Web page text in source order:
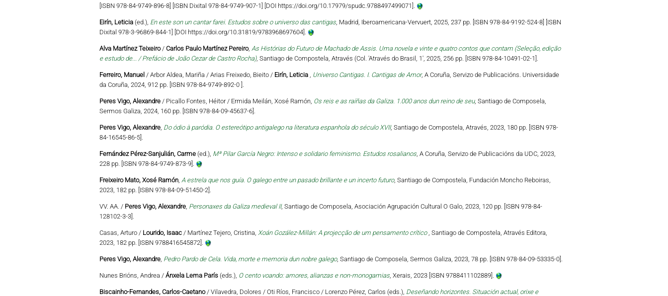
[ISBN 978-84-9749-896-8] [ISBN Dixital 978‐84‐9749‐907‐1] [DOI https://doi.org/10.17979/spudc.9788497499071].
Eirín, Leticia (ed.), En este son un cantar farei. Estudos sobre o universo das cantigas, Madrid, Iberoamericana-Vervuert, 2025, 237 pp. [ISBN 978-84-9192-524-8] [ISBN
Dixital 978-3-96869-844-1] [DOI https://doi.org/10.31819/9783968697604].
Alva Martínez Teixeiro/ Carlos Paulo Martínez Pereiro, As Histórias do Futuro de Machado de Assis. Uma novela e vinte e quatro contos que contam (Seleção, edição
e estudo de... / Prefácio de João Cezar de Castro Rocha), Santiago de Compostela, Através (Col. 'Através do Brasil, 1', 2025, 256 pp. [ISBN 978-84-10491-02-1].
Ferreiro, Manuel / Arbor Aldea, Mariña / Arias Freixedo, Bieito / Eirín, Leticia , Universo Cantigas. I. Cantigas de Amor, A Coruña, Servizo de Publicacións. Universidade
da Coruña, 2024, 912 pp. [ISBN 978-84-9749-892-0 ].
Peres Vigo, Alexandre/ Picallo Fontes, Héitor / Ermida Meilán, Xosé Ramón, Os reis e as raíñas da Galiza. 1.000 anos dun reino de seu, Santiago de Composela,
Sermos Galiza, 2024, 160 pp. [ISBN 978-84-09-45637-6].
Peres Vigo, Alexandre, Do ódio à paródia. O estereótipo antigalego na literatura espanhola do século XVII, Santiago de Compostela, Através, 2023, 180 pp. [ISBN 978-
84-16545-86-5].
Fernández Pérez-Sanjulián, Carme(ed.), Mª Pilar García Negro: Intenso e solidario feminismo. Estudos rosalianos, A Coruña, Servizo de Publicacións da UDC, 2023,
228 pp. [ISBN 978-84-9749-873-9].
Freixeiro Mato, Xosé Ramón, A estrela que nos guía. O galego entre un pasado brillante e un incerto futuro, Santiago de Compostela, Fundación Moncho Reboiras,
2023, 182 pp. [ISBN 978-84-09-51450-2].
VV. AA. / Peres Vigo, Alexandre, Personaxes da Galiza medieval II, Santiago de Composela, Asociación Agrupación Cultural O Galo, 2023, 120 pp. [ISBN 978-84-
128102-3-3].
Casas, Arturo / Lourido, Isaac/ Martínez Tejero, Cristina, Xoán Gozález-Millán: A projecção de um pensamento crítico , Santiago de Compostela, Através Editora,
2023, 182 pp. [ISBN 9788416545872].
Peres Vigo, Alexandre, Pedro Pardo de Cela. Vida, morte e memoria dun nobre galego, Santiago de Composela, Sermos Galiza, 2023, 78 pp. [ISBN 978-84-09-53335-0].
Nunes Brións, Andrea / Ánxela Lema París(eds.), O cento voando: amores, alianzas e non-monogamias, Xerais, 2023 [ISBN 9788411102889].
Biscainho-Fernandes, Carlos-Caetano/ Vilavedra, Dolores / Oti Ríos, Francisco / Lorenzo Pérez, Carlos (eds.), Deseñando horizontes. Situación actual, orixe e